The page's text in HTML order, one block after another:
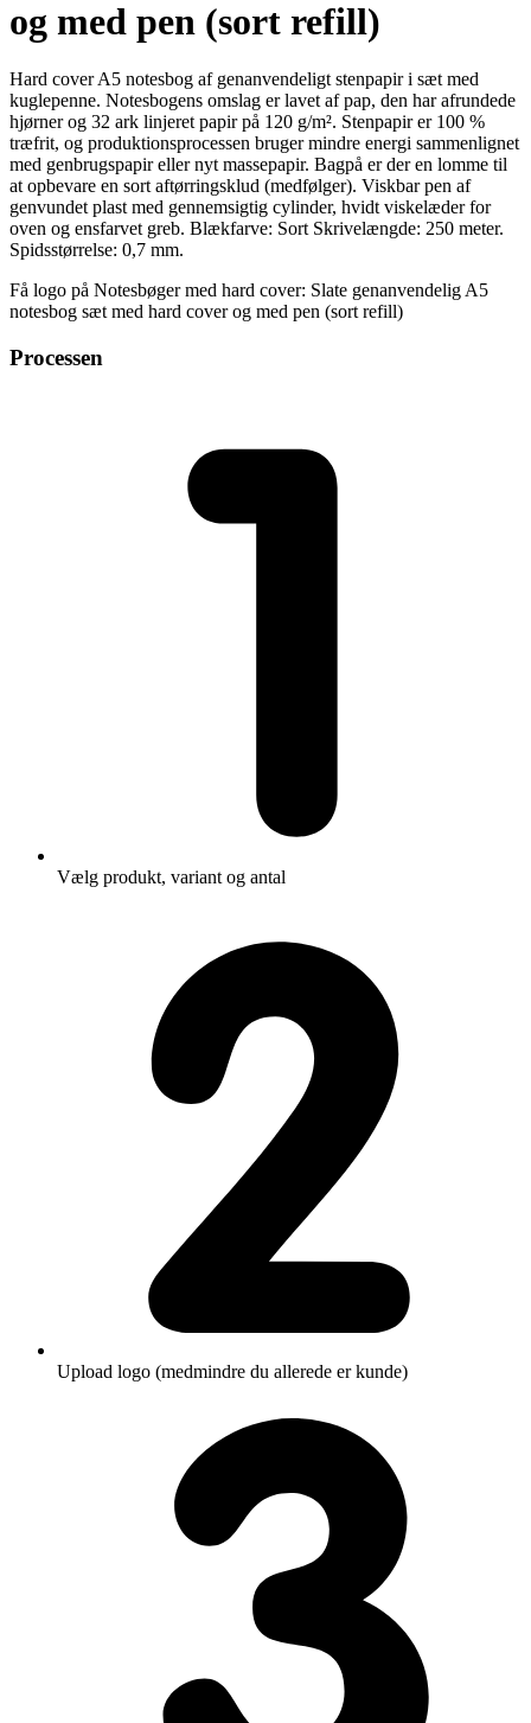
og med pen (sort refill)
Hard cover A5 notesbog af genanvendeligt stenpapir i sæt med
kuglepenne. Notesbogens omslag er lavet af pap, den har afrundede
hjørner og 32 ark linjeret papir på 120 g/m². Stenpapir er 100 %
træfrit, og produktionsprocessen bruger mindre energi sammenlignet
med genbrugspapir eller nyt massepapir. Bagpå er der en lomme til
at opbevare en sort aftørringsklud (medfølger). Viskbar pen af
genvundet plast med gennemsigtig cylinder, hvidt viskelæder for
oven og ensfarvet greb. Blækfarve: Sort Skrivelængde: 250 meter.
Spidsstørrelse: 0,7 mm.
Få logo på Notesbøger med hard cover: Slate genanvendelig A5
notesbog sæt med hard cover og med pen (sort refill)
Processen
Vælg produkt, variant og antal
Upload logo (medmindre du allerede er kunde)